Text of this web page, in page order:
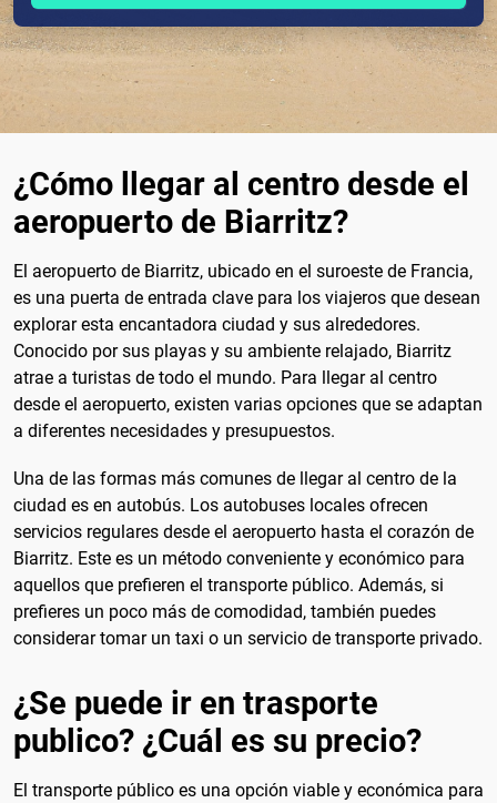
¿Cómo llegar al centro desde el
aeropuerto de Biarritz?
El aeropuerto de Biarritz, ubicado en el suroeste de Francia,
es una puerta de entrada clave para los viajeros que desean
explorar esta encantadora ciudad y sus alrededores.
Conocido por sus playas y su ambiente relajado, Biarritz
atrae a turistas de todo el mundo. Para llegar al centro
desde el aeropuerto, existen varias opciones que se adaptan
a diferentes necesidades y presupuestos.
Una de las formas más comunes de llegar al centro de la
ciudad es en autobús. Los autobuses locales ofrecen
servicios regulares desde el aeropuerto hasta el corazón de
Biarritz. Este es un método conveniente y económico para
aquellos que prefieren el transporte público. Además, si
prefieres un poco más de comodidad, también puedes
considerar tomar un taxi o un servicio de transporte privado.
¿Se puede ir en trasporte
publico? ¿Cuál es su precio?
El transporte público es una opción viable y económica para